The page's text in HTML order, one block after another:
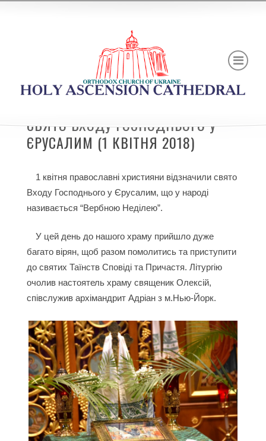
СВЯТО ВХОДУ ГОСПОДНЬОГО У
ЄРУСАЛИМ (1 КВІТНЯ 2018)
1 квітня православні християни відзначили свято
Входу Господнього у Єрусалим, що у народі
називається “Вербною Неділею”.
У цей день до нашого храму прийшло дуже
багато вірян, щоб разом помолитись та приступити
до святих Таїнств Сповіді та Причастя. Літургію
очолив настоятель храму священик Олексій,
співслужив архімандрит Адріан з м.Нью-Йорк.